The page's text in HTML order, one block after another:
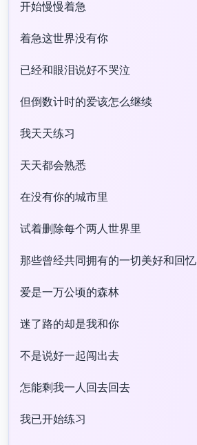
开始慢慢着急
着急这世界没有你
已经和眼泪说好不哭泣
但倒数计时的爱该怎么继续
我天天练习
天天都会熟悉
在没有你的城市里
试着删除每个两人世界里
那些曾经共同拥有的一切美好和回忆
爱是一万公顷的森林
迷了路的却是我和你
不是说好一起闯出去
怎能剩我一人回去回去
我已开始练习